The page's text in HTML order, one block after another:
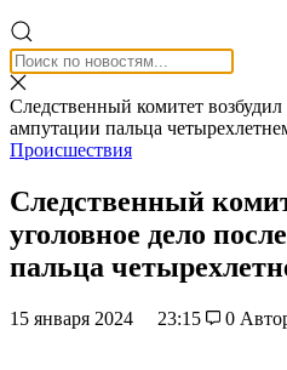
Следственный комитет
ампутации пальца
Происшествия
Следственный
уголовное дело
пальца
15 января 2024 23:15 0